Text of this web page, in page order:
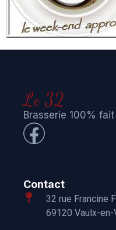
Le 32
Brasserie 100%
Contact
32 rue Francine
69120 Vaulx-en-